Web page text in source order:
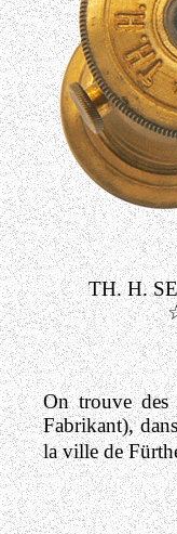
TH. H.
On trouve
Fabrikant),
la ville de